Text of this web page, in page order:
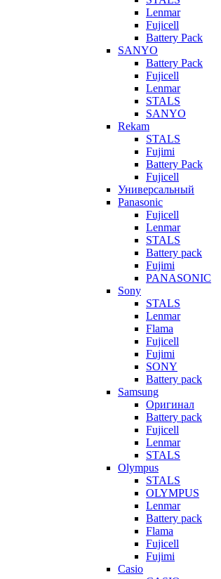
Lenmar
Fujicell
Battery Pack
SANYO
Battery Pack
Fujicell
Lenmar
STALS
SANYO
Rekam
STALS
Fujimi
Battery Pack
Fujicell
Универсальный
Panasonic
Fujicell
Lenmar
STALS
Battery pack
Fujimi
PANASONIC
Sony
STALS
Lenmar
Flama
Fujicell
Fujimi
SONY
Battery pack
Samsung
Оригинал
Battery pack
Fujicell
Lenmar
STALS
Olympus
STALS
OLYMPUS
Lenmar
Battery pack
Flama
Fujicell
Fujimi
Casio